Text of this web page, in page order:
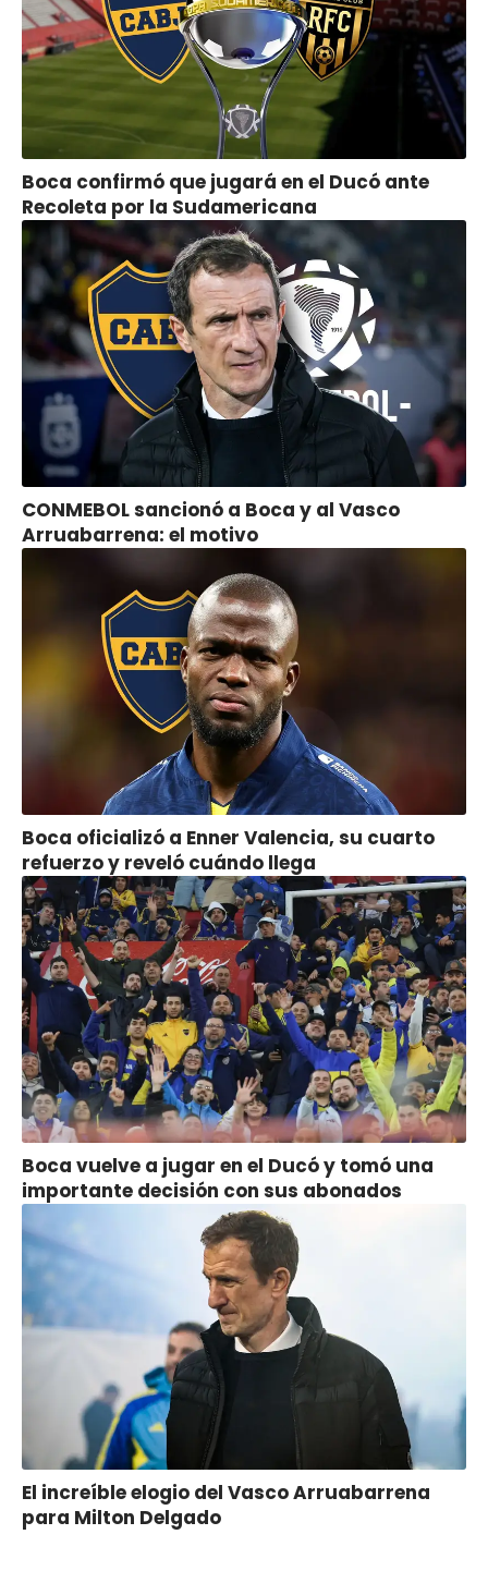
Boca confirmó que jugará en el Ducó ante
Recoleta por la Sudamericana
CONMEBOL sancionó a Boca y al Vasco
Arruabarrena: el motivo
Boca oficializó a Enner Valencia, su cuarto
refuerzo y reveló cuándo llega
Boca vuelve a jugar en el Ducó y tomó una
importante decisión con sus abonados
El increíble elogio del Vasco Arruabarrena
para Milton Delgado